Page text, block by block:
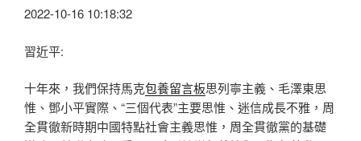
2022-10-16 10:18:32
習近平:
十年來，我們保持馬克包養留言板思列寧主義、毛澤東思
惟、鄧小平實際、“三個代表”主要思惟、迷信成長不雅，周
全貫徹新時期中國特點社會主義思惟，周全貫徹黨的基礎